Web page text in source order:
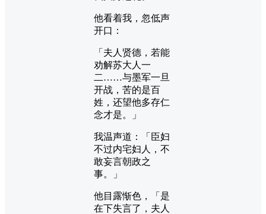
他看着我，忽低声
开口：
「夫人贤德，若能
劝解苏大人一
二……与墨军一旦
开战，苦的是百
姓，还望他多存仁
念才是。」
我温声道：「臣妇
不过内宅妇人，不
敢妄言朝政之
事。」
他目露惭色，「是
在下失言了，夫人